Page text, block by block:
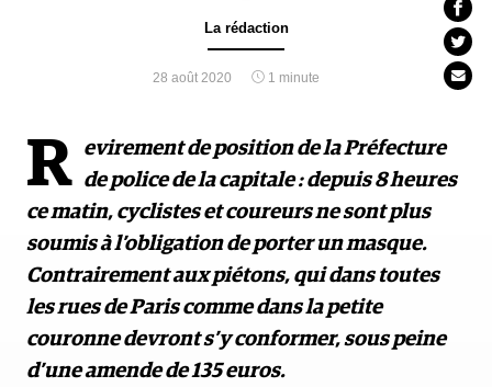
La rédaction
28 août 2020 1 minute
R evirement de position de la Préfecture
de police de la capitale : depuis 8 heures
ce matin, cyclistes et coureurs ne sont plus
soumis à l’obligation de porter un masque.
Contrairement aux piétons, qui dans toutes
les rues de Paris comme dans la petite
couronne devront s’y conformer, sous peine
d’une amende de 135 euros.